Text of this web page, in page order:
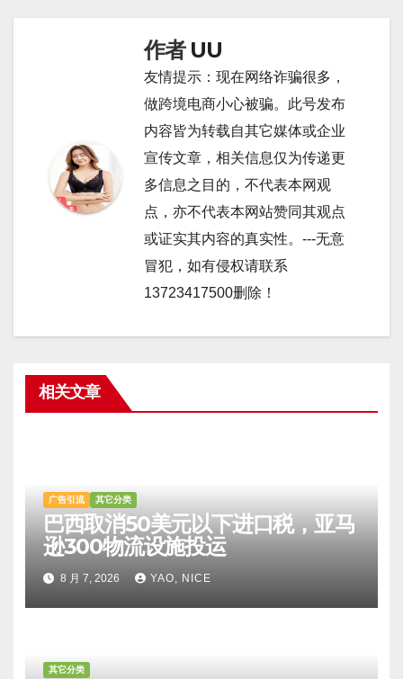
作者 UU
友情提示：现在网络诈骗很多，
做跨境电商小心被骗。此号发布
内容皆为转载自其它媒体或企业
宣传文章，相关信息仅为传递更
多信息之目的，不代表本网观
点，亦不代表本网站赞同其观点
或证实其内容的真实性。---无意
冒犯，如有侵权请联系
13723417500删除！
相关文章
广告引流 其它分类
巴西取消50美元以下进口税，亚马
逊300物流设施投运
8 月 7, 2026 YAO, NICE
其它分类